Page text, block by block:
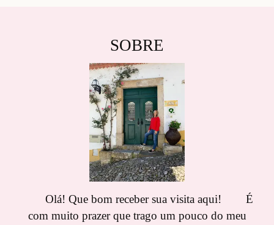
SOBRE
Olá! Que bom receber sua visita aqui! É
com muito prazer que trago um pouco do meu